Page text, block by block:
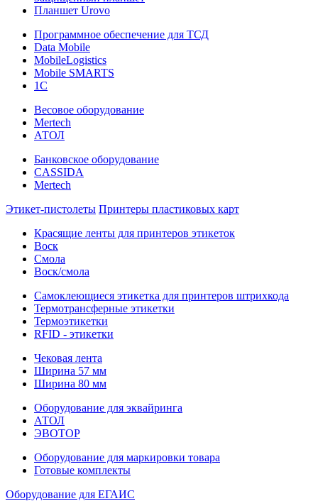
Планшет Urovo
Программное обеспечение для ТСД
Data Mobile
MobileLogistics
Mobile SMARTS
1С
Весовое оборудование
Mertech
АТОЛ
Банковское оборудование
CASSIDA
Mertech
Этикет-пистолеты Принтеры пластиковых карт
Красящие ленты для принтеров этикеток
Воск
Смола
Воск/смола
Самоклеющиеся этикетка для принтеров штрихкода
Термотрансферные этикетки
Термоэтикетки
RFID - этикетки
Чековая лента
Ширина 57 мм
Ширина 80 мм
Оборудование для эквайринга
АТОЛ
ЭВОТОР
Оборудование для маркировки товара
Готовые комплекты
Оборудование для ЕГАИС